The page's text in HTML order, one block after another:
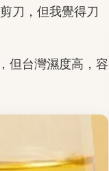
刀，但我覺得刀
但台灣濕度高，容